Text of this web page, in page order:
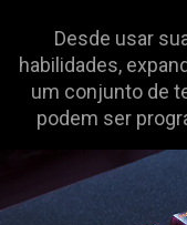
Desde usar
habilidades,
um conjunto de
podem ser